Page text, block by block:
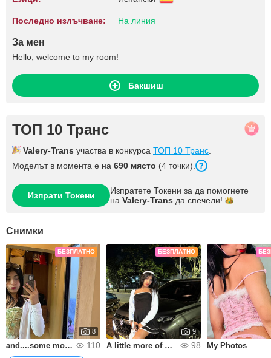
Последно излъчване: На линия
За мен
Hello, welcome to my room!
Бакшиш
ТОП 10 Транс
Valery-Trans участва в конкурса ТОП 10 Транс
Моделът в момента е на 690 място (4 точки).
Изпрати Токени
Изпратете Токени за да помогнете
на Valery-Trans да спечели!
Снимки
БЕЗПЛАТНО
8
and....some more 😏💋 110
БЕЗПЛАТНО
9
A little more of me 🌸😏 98 My Photos